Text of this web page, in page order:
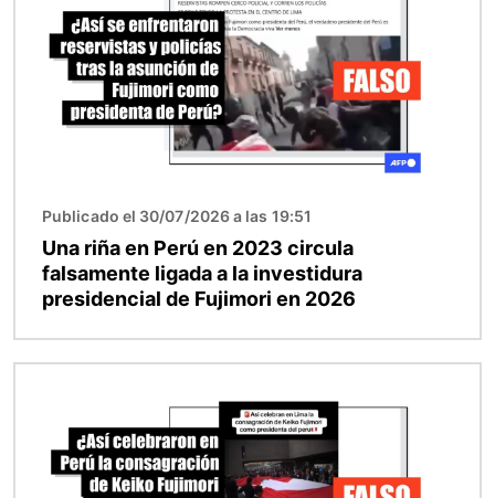
Publicado el 30/07/2026 a las 19:51
Una riña en Perú en 2023 circula
falsamente ligada a la investidura
presidencial de Fujimori en 2026